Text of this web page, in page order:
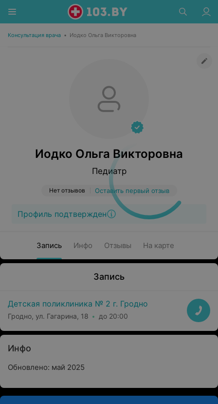
Консультация врача • Иодко Ольга Викторовна
Иодко Ольга Викторовна
Педиатр
Нет отзывов Оставить первый отзыв
Профиль подтвержден
Запись Инфо Отзывы На карте
Запись
Детская поликлиника № 2 г. Гродно
Гродно, ул. Гагарина, 18 до 20:00
Инфо
Обновлено: май 2025